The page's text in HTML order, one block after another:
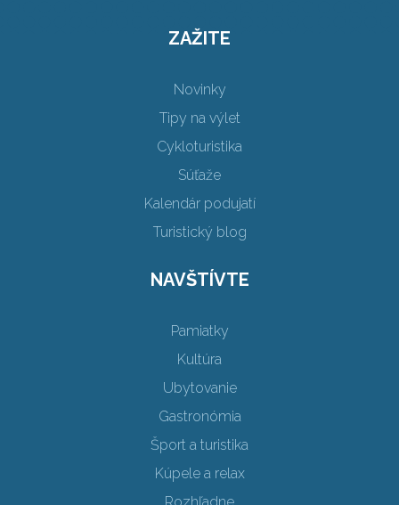
ZAŽITE
Novinky
Tipy na výlet
Cykloturistika
Súťaže
Kalendár podujatí
Turistický blog
NAVŠTÍVTE
Pamiatky
Kultúra
Ubytovanie
Gastronómia
Šport a turistika
Kúpele a relax